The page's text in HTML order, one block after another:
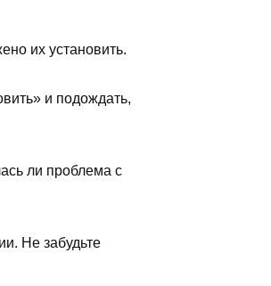
их установить.
и подождать,
ли проблема с
Не забудьте